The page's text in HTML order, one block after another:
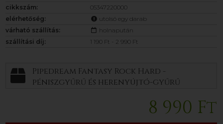
cikkszám:
05347220000
elérhetőség:
utolsó egy darab
várható szállítás:
holnapután
szállítási díj:
1 190 Ft - 2 990 Ft
Pipedream Fantasy Rock Hard -
péniszgyűrű és herenyújtó-gyűrű
8 990 Ft